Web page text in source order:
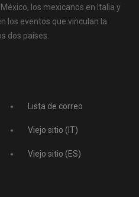
los mexicanos en Italia y
los eventos que vinculan la
dos países.
Lista de correo
Viejo sitio (IT)
Viejo sitio (ES)